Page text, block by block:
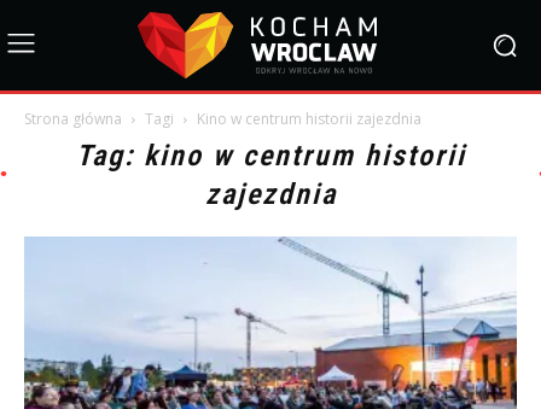
Strona główna Tagi Kino w centrum historii zajezdnia
Tag: kino w centrum historii
zajezdnia